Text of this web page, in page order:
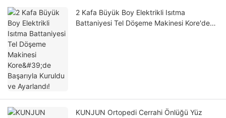
2 Kafa Büyük Boy Elektrikli Isıtma
Battaniyesi Tel Döşeme Makinesi Kore'de
KUNJUN Ortopedi Cerrahi Önlüğü Yüz